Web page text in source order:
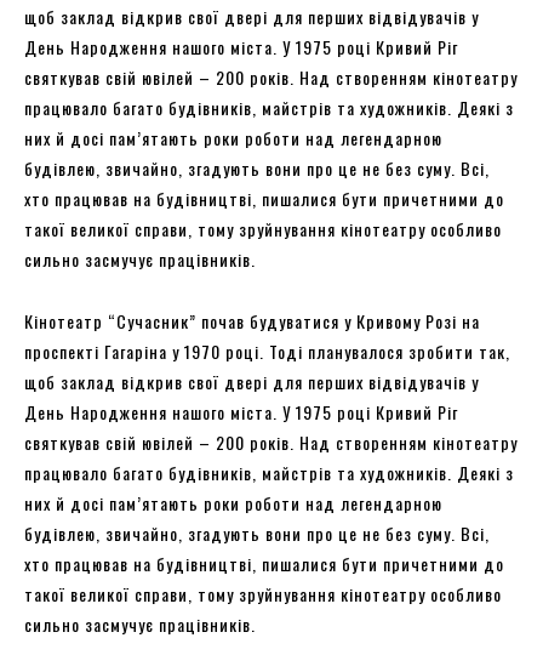
щоб заклад відкрив свої двері для перших відвідувачів у
День Народження нашого міста. У 1975 році Кривий Ріг
святкував свій ювілей – 200 років. Над створенням кінотеатру
працювало багато будівників, майстрів та художників. Деякі з
них й досі пам’ятають роки роботи над легендарною
будівлею, звичайно, згадують вони про це не без суму. Всі,
хто працював на будівництві, пишалися бути причетними до
такої великої справи, тому зруйнування кінотеатру особливо
сильно засмучує працівників.
Кінотеатр “Сучасник” почав будуватися у Кривому Розі на
проспекті Гагаріна у 1970 році. Тоді планувалося зробити так,
щоб заклад відкрив свої двері для перших відвідувачів у
День Народження нашого міста. У 1975 році Кривий Ріг
святкував свій ювілей – 200 років. Над створенням кінотеатру
працювало багато будівників, майстрів та художників. Деякі з
них й досі пам’ятають роки роботи над легендарною
будівлею, звичайно, згадують вони про це не без суму. Всі,
хто працював на будівництві, пишалися бути причетними до
такої великої справи, тому зруйнування кінотеатру особливо
сильно засмучує працівників.